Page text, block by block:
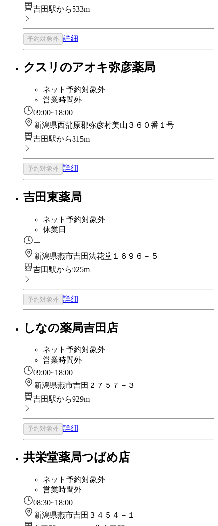
吉田駅から533m
予約対象外 詳細
クスリのアオキ弥彦薬局
ネット予約対象外
営業時間外
09:00~18:00
新潟県西蒲原郡弥彦村美山３６０番１号
吉田駅から815m
予約対象外 詳細
吉田東薬局
ネット予約対象外
休業日
ー
新潟県燕市吉田法花堂１６９６－５
吉田駅から925m
予約対象外 詳細
しなの薬局吉田店
ネット予約対象外
営業時間外
09:00~18:00
新潟県燕市吉田２７５７－３
吉田駅から929m
予約対象外 詳細
共栄堂薬局つばめ店
ネット予約対象外
営業時間外
08:30~18:00
新潟県燕市吉田３４５４－１